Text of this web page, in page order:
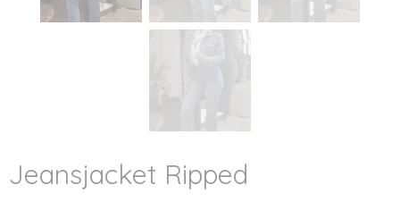
Jeansjacket Ripped